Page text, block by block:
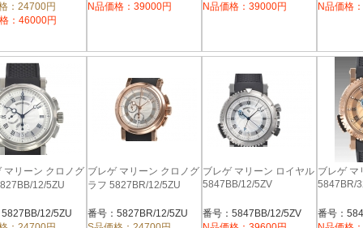
：24700円
：46000円
N品価格：39000円
N品価格：39000円
N品価格
マリーン クロノグ
12/5ZU
12/5ZU
ブレゲ マリーン クロノグ
ラフ 5827BR/12/5ZU
番号：5827BR/12/5ZU
ブレゲ マリーン ロイヤル
5847BB/12/5ZV
番号：5847BB/12/5ZV
ブレゲ マ
5847BR/
番号：